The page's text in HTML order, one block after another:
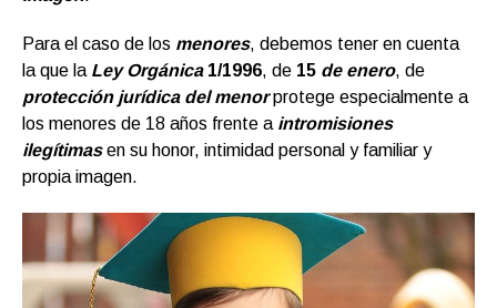
Para el caso de los menores, debemos tener en cuenta
la que la Ley Orgánica1/1996, de 15 de enero, de
protección jurídica del menorprotege especialmente a
los menores de 18 años frente a intromisiones
ilegítimasen su honor, intimidad personal y familiar y
propia imagen.